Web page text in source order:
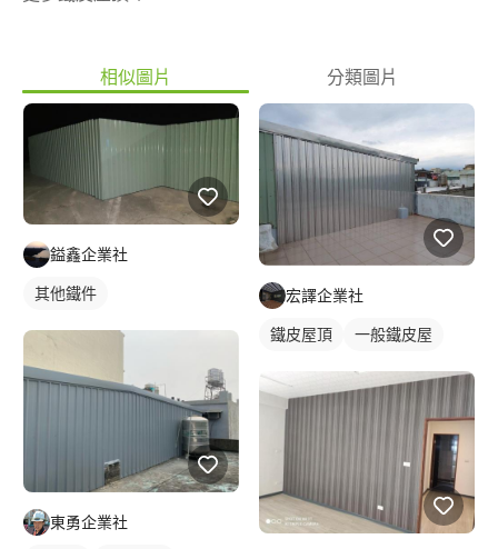
相似圖片 分類圖片
鎰鑫企業社
其他鐵件
東勇企業社
宏譯企業社
鐵皮屋頂 一般鐵皮屋